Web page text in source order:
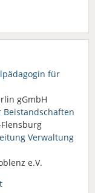
für
gGmbH
Verwaltung
e.V.